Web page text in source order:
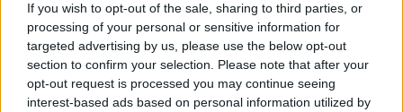
If you wish to opt-out of the sale, sharing to third parties, or
processing of your personal or sensitive information for
targeted advertising by us, please use the below opt-out
section to confirm your selection. Please note that after your
opt-out request is processed you may continue seeing
interest-based ads based on personal information utilized by